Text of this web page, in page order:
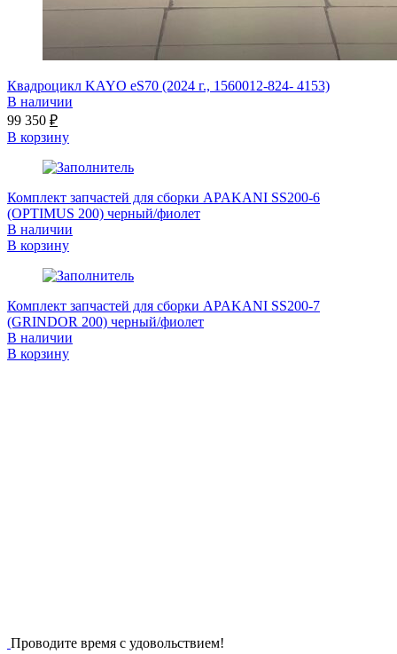
Квадроцикл KAYO eS70 (2024 г., 1560012-824- 4153)
В наличии
99 350 ₽
В корзину
Комплект запчастей для сборки APAKANI SS200-6
(OPTIMUS 200) черный/фиолет
В наличии
В корзину
Комплект запчастей для сборки APAKANI SS200-7
(GRINDOR 200) черный/фиолет
В наличии
В корзину
Проводите время с удовольствием!